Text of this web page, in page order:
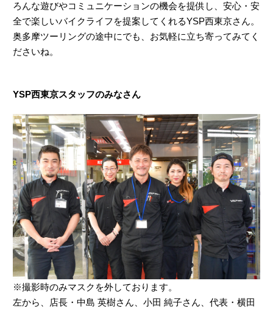
ろんな遊びやコミュニケーションの機会を提供し、安心・安
全で楽しいバイクライフを提案してくれるYSP西東京さん。
奥多摩ツーリングの途中にでも、お気軽に立ち寄ってみてく
ださいね。
YSP西東京スタッフのみなさん
※撮影時のみマスクを外しております。
左から、店長・中島 英樹さん、小田 純子さん、代表・横田